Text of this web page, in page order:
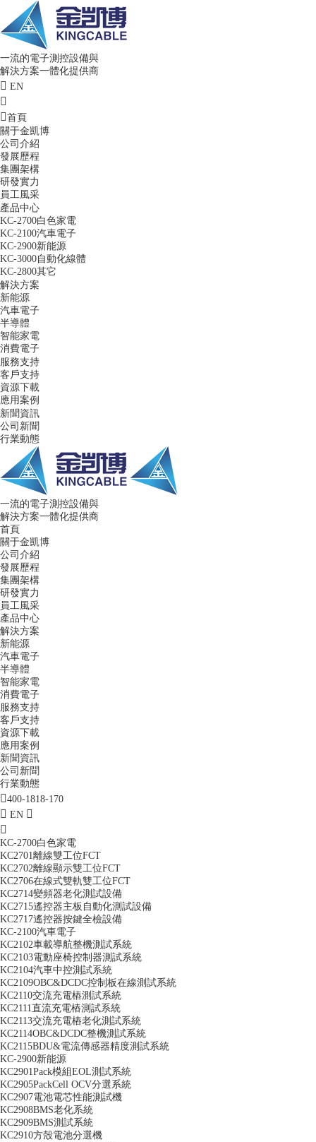
一流的電子測控設備與
解決方案一體化提供商
EN
首頁
關于金凱博
公司介紹
發展歷程
集團架構
研發實力
員工風采
產品中心
KC-2700白色家電
KC-2100汽車電子
KC-2900新能源
KC-3000自動化線體
KC-2800其它
解決方案
新能源
汽車電子
半導體
智能家電
消費電子
服務支持
客戶支持
資源下載
應用案例
新聞資訊
公司新聞
行業動態
一流的電子測控設備與
解決方案一體化提供商
首頁
關于金凱博
公司介紹
發展歷程
集團架構
研發實力
員工風采
產品中心
解決方案
新能源
汽車電子
半導體
智能家電
消費電子
服務支持
客戶支持
資源下載
應用案例
新聞資訊
公司新聞
行業動態
400-1818-170
EN
KC-2700白色家電
KC2701離線雙工位FCT
KC2702離線顯示雙工位FCT
KC2706在線式雙軌雙工位FCT
KC2714變頻器老化測試設備
KC2715遙控器主板自動化測試設備
KC2717遙控器按鍵全檢設備
KC-2100汽車電子
KC2102車載導航整機測試系統
KC2103電動座椅控制器測試系統
KC2104汽車中控測試系統
KC2109OBC&DCDC控制板在線測試系統
KC2110交流充電樁測試系統
KC2111直流充電樁測試系統
KC2113交流充電樁老化測試系統
KC2114OBC&DCDC整機測試系統
KC2115BDU&電流傳感器精度測試系統
KC-2900新能源
KC2901Pack模組EOL測試系統
KC2905PackCell OCV分選系統
KC2907電池電芯性能測試機
KC2908BMS老化系統
KC2909BMS測試系統
KC2910方殼電池分選機